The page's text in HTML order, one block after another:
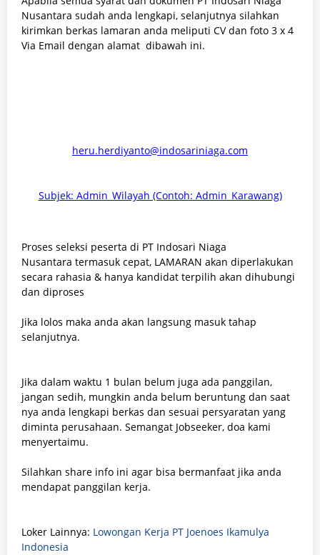
Nusantara sudah anda lengkapi, selanjutnya silahkan
kirimkan berkas lamaran anda meliputi CV dan foto 3 x 4
Via Email dengan alamat dibawah ini.
heru.herdiyanto@indosariniaga.com
Subjek: Admin_Wilayah (Contoh: Admin_Karawang)
Proses seleksi peserta di PT Indosari Niaga
Nusantara termasuk cepat, LAMARAN akan diperlakukan
secara rahasia & hanya kandidat terpilih akan dihubungi
dan diproses
Jika lolos maka anda akan langsung masuk tahap
selanjutnya.
Jika dalam waktu 1 bulan belum juga ada panggilan,
jangan sedih, mungkin anda belum beruntung dan saat
nya anda lengkapi berkas dan sesuai persyaratan yang
diminta perusahaan. Semangat Jobseeker, doa kami
menyertaimu.
Silahkan share info ini agar bisa bermanfaat jika anda
mendapat panggilan kerja.
Loker Lainnya: Lowongan Kerja PT Joenoes Ikamulya
Indonesia